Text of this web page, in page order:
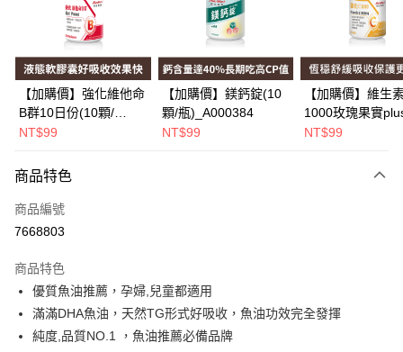
Apple Pay
悠遊付
Google Pay
大哥付你分期
相關說明
【大哥付你分期使用說明】
2.付款方式選擇「大哥付你分期」，訂單成立後會自動跳轉到大哥付的交易
流程，驗證手機門號後，選擇欲分期的期數、繳款截止日，確認付款後即完
成交易。
3.實際核准額度、可分期數及費用金額請依後續交易確認頁面所載為準。
消。如遇「轉專審核」未通過狀況，表示未達大哥付你分期系統評分，恕無
AFTEE先享後付
相關說明
【關於「AFTEE先享後付」】
AFTEE先享後付是「在收到商品之後才付款」的支付方式。 讓您購物簡單
便利好安心！
１．簡單：不需註冊會員、不需綁卡、不需儲值。
Hami Point
相關說明
「Hami Point」為中華電信所提供之點數服務，可於會員專區綁定中華電信
【加購價】強化維他命
B群10日份(10顆/
瓶)_A000226
NT$99
【加購價】鎂鈣錠(10
顆/瓶)_A000384
NT$99
【加購價】維生
1000玫瑰果實
(10錠/瓶)*1瓶
NT$99
商品特色
商品編號
7668803
商品特色
優質魚油推薦，孕婦,兒童都適用
滿滿DHA魚油，天然TG形式好吸收，魚油功效完全發揮
純度,品質NO.1 ，魚油推薦必備品牌